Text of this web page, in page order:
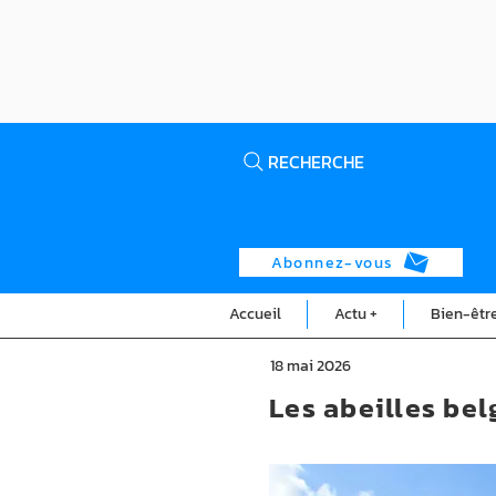
RECHERCHE
Abonnez-vous
Accueil Actu + Bien-
18 mai 2026
Les abeilles